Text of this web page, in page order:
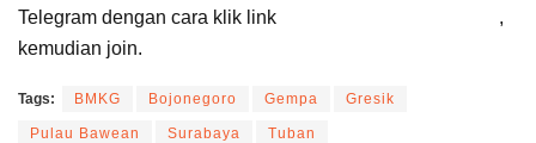
Telegram dengan cara klik link
,
kemudian join.
Tags: BMKG Bojonegoro Gempa Gresik
Pulau Bawean Surabaya Tuban